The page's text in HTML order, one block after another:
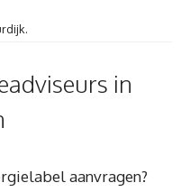
in
aanvragen?